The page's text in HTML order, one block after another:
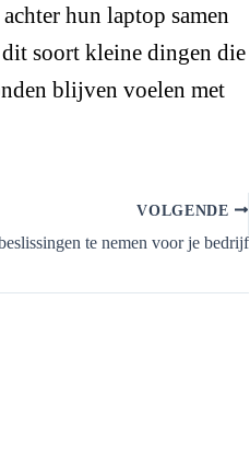
hun laptop samen
soort kleine dingen die
blijven voelen met
VOLGENDE
te nemen voor je bedrijf